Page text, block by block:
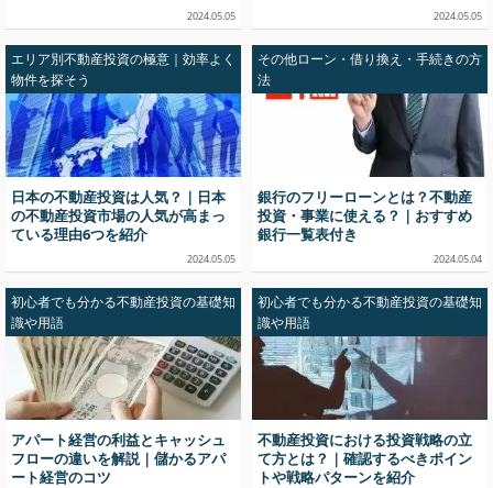
2024.05.05 2024.05.05
エリア別不動産投資の極意｜効率よく
物件を探そう
日本の不動産投資は人気？｜日本
の不動産投資市場の人気が高まっ
ている理由6つを紹介
2024.05.05
その他ローン・借り換え・手続きの方
法
銀行のフリーローンとは？不動産
投資・事業に使える？｜おすすめ
銀行一覧表付き
2024.05.04
初心者でも分かる不動産投資の基礎知
識や用語
アパート経営の利益とキャッシュ
フローの違いを解説｜儲かるアパ
ート経営のコツ
初心者でも分かる不動産投資の基礎知
識や用語
不動産投資における投資戦略の立
て方とは？｜確認するべきポイン
トや戦略パターンを紹介